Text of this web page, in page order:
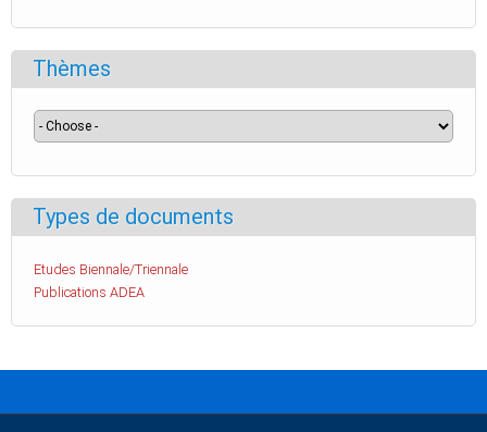
Thèmes
Types de documents
Etudes Biennale/Triennale
Publications ADEA